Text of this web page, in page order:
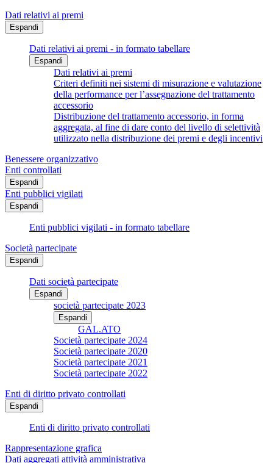
Dati relativi ai premi
Espandi
Dati relativi ai premi - in formato tabellare
Espandi
Dati relativi ai premi
Criteri definiti nei sistemi di misurazione e valutazione
della performance per l’assegnazione del trattamento
accessorio
Distribuzione del trattamento accessorio, in forma
aggregata, al fine di dare conto del livello di selettività
utilizzato nella distribuzione dei premi e degli incentivi
Benessere organizzativo
Enti controllati
Espandi
Enti pubblici vigilati
Espandi
Enti pubblici vigilati - in formato tabellare
Società partecipate
Espandi
Dati società partecipate
Espandi
società partecipate 2023
Espandi
GAL.ATO
Società partecipate 2024
Società partecipate 2020
Società partecipate 2021
Società partecipate 2022
Enti di diritto privato controllati
Espandi
Enti di diritto privato controllati
Rappresentazione grafica
Dati aggregati attività amministrativa